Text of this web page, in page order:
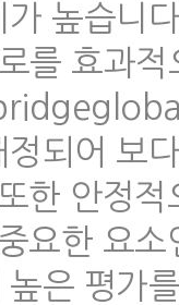
높습니
를 효과
되어 보
한 안정
요한 요
은 평가